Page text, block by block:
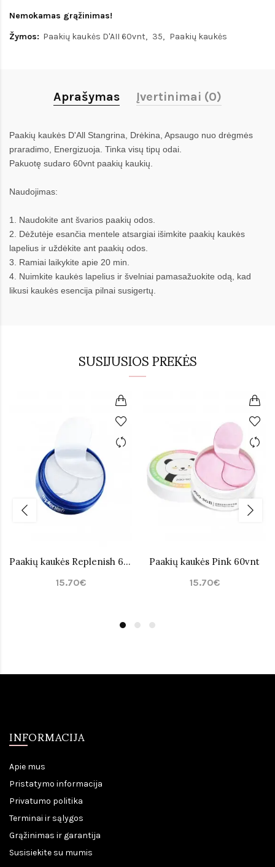
Nemokamas grąžinimas!
Žymos: Paakių kaukės D'AII 60vnt 35 Paakių kaukės
Aprašymas Įvertinimai (0)
Paakių kaukės D'All Stangrina, Drėkina, Apsaugo nuo drėgmės
praradimo, Energizuoja. Tinka visų tipų odai.
Pakuotę sudaro 60vnt paakių kaukių.
Naudojimas:
1. Naudokite ant švarios paakių odos.
2. Dėžutėje esančia mentele atsargiai išimkite paakių kaukės
lapelius ir uždėkite ant paakių odos.
3. Ramiai laikykite apie 20 min.
4. Nuimkite kaukės lapelius ir švelniai pamasažuokite odą, kad
likusi kaukės esencija pilnai susigertų.
SUSIJUSIOS PREKĖS
Paakių kaukės Replenish 60vnt
15.70€
Paakių kaukės Pink 60vnt
15.70€
INFORMACIJA
Apie mus
Pristatymo informacija
Privatumo politika
Terminai ir sąlygos
Grąžinimas ir garantija
Susisiekite su mumis